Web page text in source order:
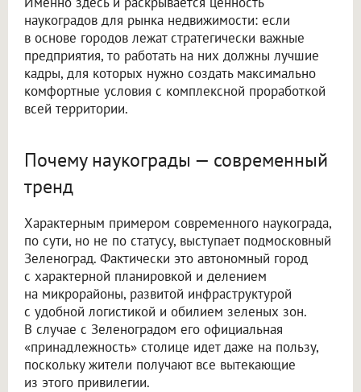
наукоградов для рынка недвижимости: если
в основе городов лежат стратегически важные
предприятия, то работать на них должны лучшие
кадры, для которых нужно создать максимально
комфортные условия с комплексной проработкой
всей территории.
Почему наукограды — современный
тренд
Характерным примером современного наукограда,
по сути, но не по статусу, выступает подмосковный
Зеленоград. Фактически это автономный город
с характерной планировкой и делением
на микрорайоны, развитой инфраструктурой
с удобной логистикой и обилием зеленых зон.
В случае с Зеленоградом его официальная
«принадлежность» столице идет даже на пользу,
поскольку жители получают все вытекающие
из этого привилегии.